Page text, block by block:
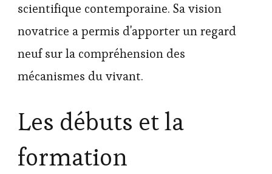
scientifique contemporaine. Sa vision
novatrice a permis d'apporter un regard
neuf sur la compréhension des
mécanismes du vivant.
Les débuts et la
formation